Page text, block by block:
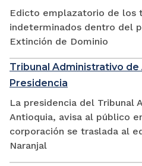
Edicto emplazatorio de los
indeterminados dentro del
Extinción de Dominio
Tribunal Administrativo de
Presidencia
La presidencia del Tribunal
Antioquia, avisa al público
corporación se traslada al
Naranjal